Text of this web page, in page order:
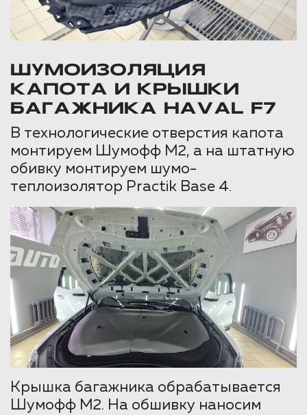
ШУМОИЗОЛЯЦИЯ
КАПОТА И КРЫШКИ
БАГАЖНИКА HAVAL F7
В технологические отверстия капота
монтируем Шумофф М2, а на штатную
обивку монтируем шумо-
теплоизолятор Practik Base 4.
Крышка багажника обрабатывается
Шумофф М2. На обшивку наносим